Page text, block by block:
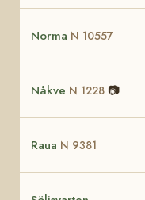
Norma N 10557
Nåkve N 1228 📷
Raua N 9381